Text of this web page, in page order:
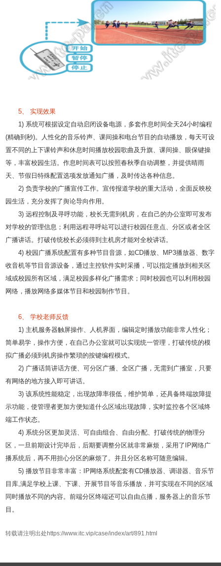
5、 实现效果
1) 系统可根据设定自动启闭设备电源，多套作息时间全天24小时编程
(精确到秒)。人性化的音乐铃声、课间操和电台节目的自动播放，每天可设
置不同的上下课铃声和休息时间播放校园歌曲及升旗、课间操、眼保键操
等，丰富校园生活。作息时间表可以按照春秋季自动调整，并提供晴雨
天、节假日特殊配置选项发放通知广播，及时传达各种信息。
2) 负责学校的广播宣传工作。宣传报道学校的重大活动，全面反映校
园生活，充分发挥了舆论导向作用。
3) 远程控制及寻呼功能，校长无需到机房，在自己的办公室即可发布
对学校的管理信息；利用远程寻呼站可以进行校园任意点、分区或者全区
广播讲话。打破传统校长必须得到主机房才能对全校讲话。
4) 校园广播系统配置有多种节目音源，如CD播放、MP3播放器、数字
收音机等节目音源设备，通过主控软件实时采播，可以指定播放到相关区
域或校园所有区域，满足校园多样化广播需求；同时校园也可以利用校园
网络，播放网络多媒体节目和校园制作节目。
6、 学校老师反馈
1) 主机服务器触屏操作、人机界面，编辑定时播放功能非常人性化；
简单易学，操作方便，在自己办公室就可以实现统一管理，打破传统的模
拟广播必须到机房操作繁琐的按键编程模式。
2) 广播话筒讲话方便、可分区广播、全区广播，无需到广播室，只要
有网络的地方接入即可讲话。
3) 该系统性能稳定，出现故障率很低，维护简单，还具备终端故障提
示功能，使管理者更加方便知道什么区域出现故障，实时监控各个区域终
端工作状态。
4) 系统分区更加灵活、可自由组合、自由分配、打破传统的物理分
区，一旦前期设计完毕后，后期要调整分区就非常麻烦，采用了IP网络广
播系统后，再不用担心分区的麻烦了。并且分区名称可随意编辑。
5) 播放节目非常丰富：IP网络系统配套有CD播放器、调谐器、音乐节
目库,满足学校上课、下课、开展节目等音乐播放，并可实现在不同的区域
同时播放不同的内容。前端分区终端还可以自由点播，服务器上的音乐节
目。
转载请注明出处https://www.itc.vip/case/index/art/891.html